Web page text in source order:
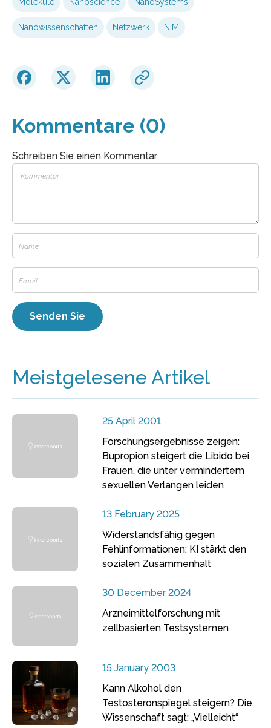
Nanowissenschaften Netzwerk NIM
Kommentare (0)
Schreiben Sie einen Kommentar
Meistgelesene Artikel
25 April 2001
Forschungsergebnisse zeigen:
Bupropion steigert die Libido bei
Frauen, die unter vermindertem
sexuellen Verlangen leiden
13 February 2025
Widerstandsfähig gegen
Fehlinformationen: KI stärkt den
sozialen Zusammenhalt
30 December 2024
Arzneimittelforschung mit
zellbasierten Testsystemen
15 January 2003
Kann Alkohol den
Testosteronspiegel steigern? Die
Wissenschaft sagt: „Vielleicht“